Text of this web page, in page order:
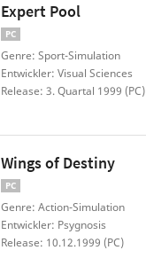
Expert Pool
PC
Genre: Sport-Simulation
Entwickler: Visual Sciences
Release: 3. Quartal 1999 (PC)
Wings of Destiny
PC
Genre: Action-Simulation
Entwickler: Psygnosis
Release: 10.12.1999 (PC)